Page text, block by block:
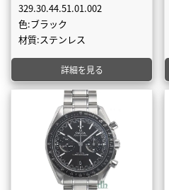
329.30.44.51.01.002
色:ブラック
材質:ステンレス
詳細を見る